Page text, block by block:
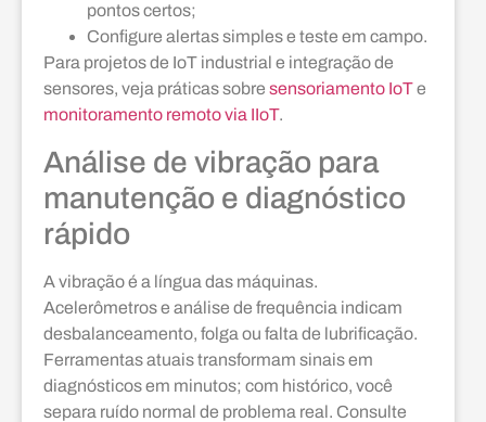
pontos certos;
Configure alertas simples e teste em campo.
Para projetos de IoT industrial e integração de
sensores, veja práticas sobre sensoriamento IoTe
monitoramento remoto via IIoT.
Análise de vibração para
manutenção e diagnóstico
rápido
A vibração é a língua das máquinas.
Acelerômetros e análise de frequência indicam
desbalanceamento, folga ou falta de lubrificação.
Ferramentas atuais transformam sinais em
diagnósticos em minutos; com histórico, você
separa ruído normal de problema real. Consulte